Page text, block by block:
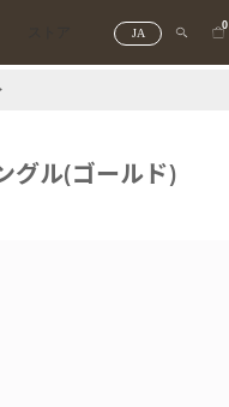
JA
0
グル(ゴールド)